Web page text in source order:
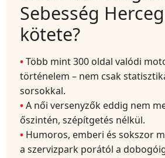
Sebesség
kötete?
Több mint 300 oldal valódi
történelem – nem csak
sorsokkal.
A női versenyzők eddig nem
őszintén, szépítgetés nélkül.
Humoros, emberi és sokszor
a szervizpark porától a